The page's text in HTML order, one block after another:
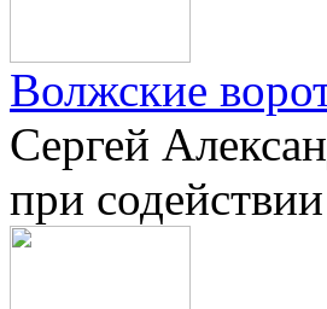
Волжские
Сергей
при